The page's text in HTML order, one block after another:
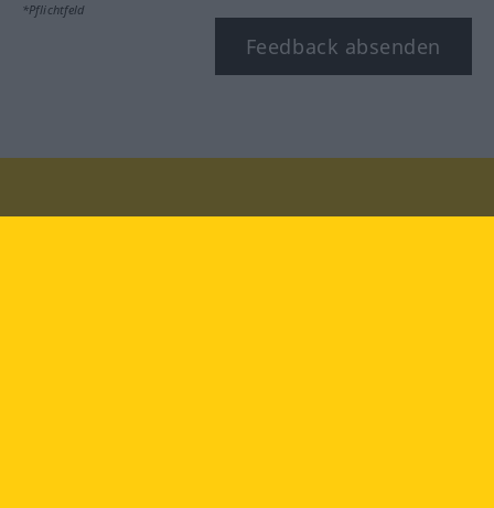
*Pflichtfeld
Feedback absenden
Besuchen Sie uns auf: